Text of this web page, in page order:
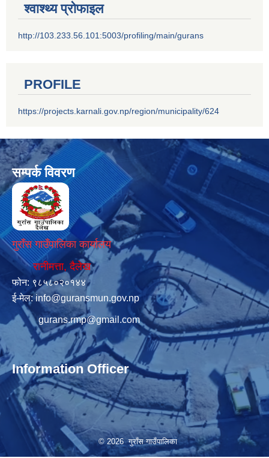
श्वाश्थ्य प्रोफाइल
http://103.233.56.101:5003/profiling/main/gurans
PROFILE
https://projects.karnali.gov.np/region/municipality/624
सम्पर्क विवरण
गुराँस गाउँपालिका कार्यालय
रानीमत्ता, दैलेख
फोन: ९८५८०२०१४४
ई-मेल:info@guransmun.gov.np
gurans.rmp@gmail.com
Information Officer
© 2026 गुराँस गाउँपालिका